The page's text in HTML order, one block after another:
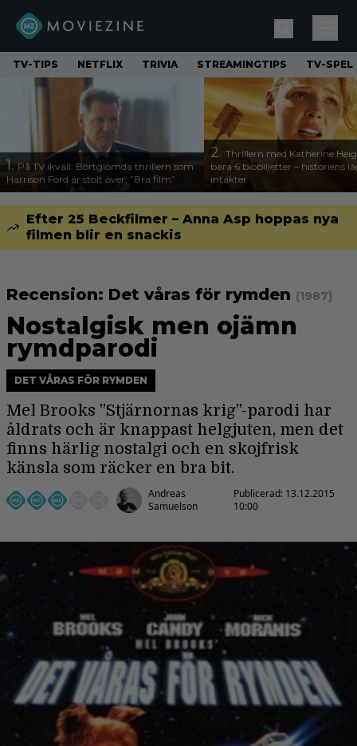
TV-TIPS NETFLIX TRIVIA STREAMINGTIPS TV-SPEL
1. På TV ikväll: Bortglömda thrillern som
Harrison Ford är stolt över: ”Bra film”
2. Thrillern med Katherine
bara 6 biobiljetter – historiens
intäkter
Efter 25 Beckfilmer – Anna Asp hoppas nya
filmen blir en snackis
Recension: Det våras för rymden (1987)
Nostalgisk men ojämn
rymdparodi
DET VÅRAS FÖR RYMDEN
Mel Brooks ”Stjärnornas krig”-parodi har
åldrats och är knappast helgjuten, men det
finns härlig nostalgi och en skojfrisk
känsla som räcker en bra bit.
Andreas
Samuelson
Publicerad: 13.12.2015
10:00